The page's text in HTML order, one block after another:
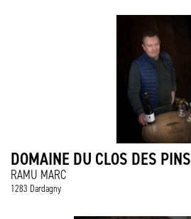
DOMAINE DU CLOS DES PINS
RAMU MARC
1283 Dardagny